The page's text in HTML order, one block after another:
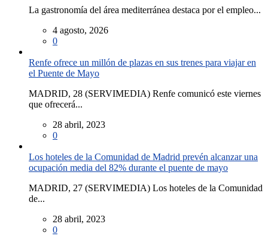
La gastronomía del área mediterránea destaca por el empleo...
4 agosto, 2026
0
Renfe ofrece un millón de plazas en sus trenes para viajar en
el Puente de Mayo
MADRID, 28 (SERVIMEDIA) Renfe comunicó este viernes
que ofrecerá...
28 abril, 2023
0
Los hoteles de la Comunidad de Madrid prevén alcanzar una
ocupación media del 82% durante el puente de mayo
MADRID, 27 (SERVIMEDIA) Los hoteles de la Comunidad
de...
28 abril, 2023
0